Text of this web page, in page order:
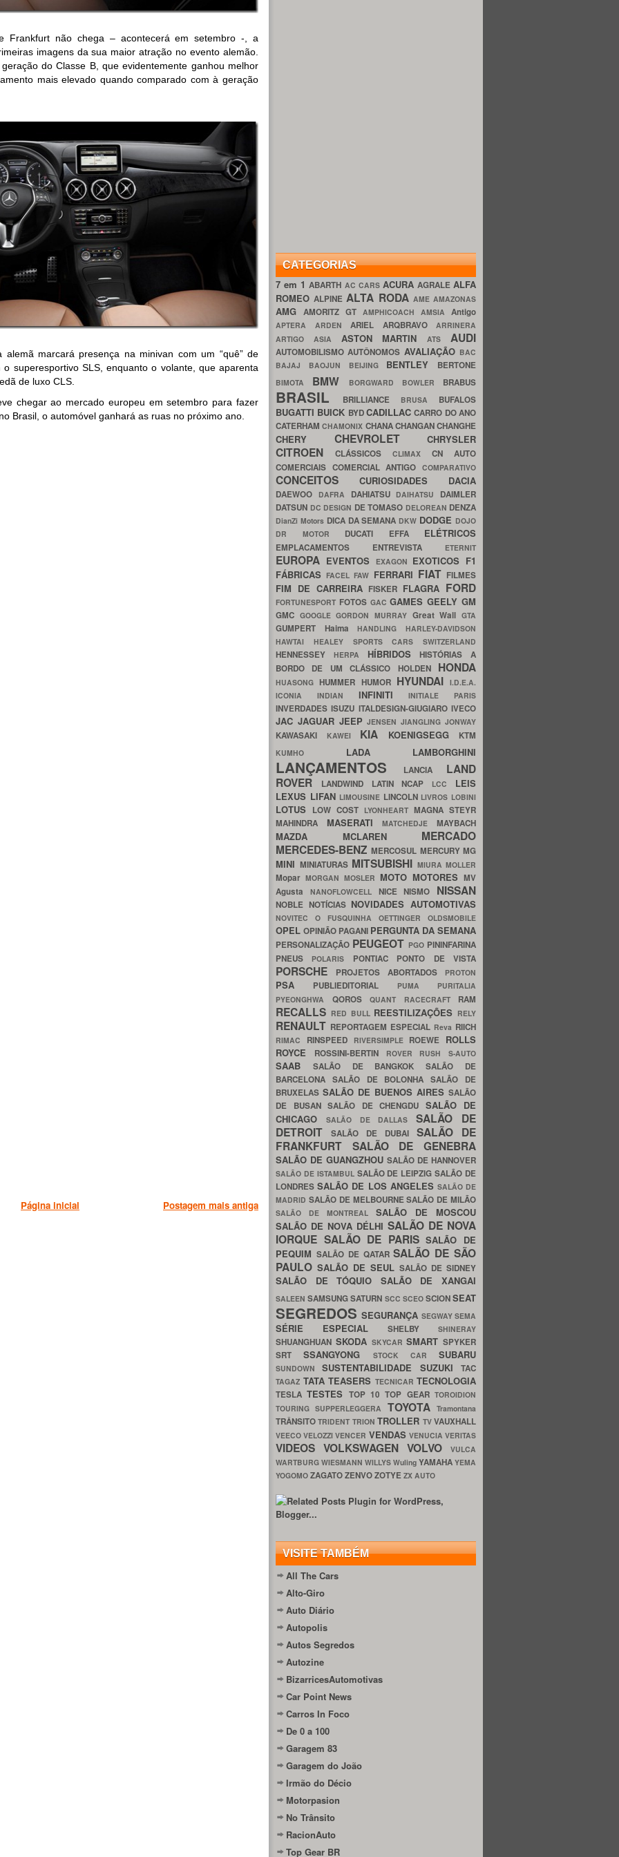
Frankfurt não chega – acontecerá em setembro -, a
imagens da sua maior atração no evento alemão.
do Classe B, que evidentemente ganhou melhor
mais elevado quando comparado com à geração
marcará presença na minivan com um “quê” de
superesportivo SLS, enquanto o volante, que aparenta
de luxo CLS.
chegar ao mercado europeu em setembro para fazer
Brasil, o automóvel ganhará as ruas no próximo ano.
Postagem mais antiga
Página inicial
CATEGORIAS
7 em 1ABARTH AC CARS ACURA AGRALE ALFA
ROMEOALPINEALTA RODA AME AMAZONAS
AMG AMORITZ GT AMPHICOACH AMSIA Antigo
APTERA ARDEN ARIEL ARQBRAVO ARRINERA
ARTIGO ASIA ASTON MARTINATS AUDI
AUTOMOBILISMOAUTÔNOMOS AVALIAÇÃO BAC
BAJAJ BAOJUN BEIJING BENTLEY BERTONE
BIMOTA BMW BORGWARD BOWLER BRABUS
BRASIL BRILLIANCE BRUSA BUFALOS
BUGATTI BUICK BYDCADILLACCARRO DO ANO
CATERHAMCHAMONIX CHANACHANGANCHANGHE
CHERY CHEVROLET CHRYSLER
CITROEN CLÁSSICOS CLIMAX CN AUTO
COMERCIAIS COMERCIAL ANTIGOCOMPARATIVO
CONCEITOS CURIOSIDADES DACIA
DAEWOO DAFRA DAHIATSU DAIHATSU DAIMLER
DATSUN DC DESIGN DE TOMASO DELOREAN DENZA
DianZi Motors DICA DA SEMANA DKW DODGE DOJO
DR MOTOR DUCATI EFFA ELÉTRICOS
EMPLACAMENTOS ENTREVISTA ETERNIT
EUROPA EVENTOS EXAGON EXOTICOS F1
FÁBRICASFACELFAW FERRARI FIAT FILMES
FIM DE CARREIRA FISKER FLAGRA FORD
FORTUNESPORT FOTOS GACGAMESGEELYGM
GMC GOOGLEGORDON MURRAY Great WallGTA
GUMPERT HaimaHANDLINGHARLEY-DAVIDSON
HAWTAI HEALEY SPORTS CARS SWITZERLAND
HENNESSEY HERPA HÍBRIDOSHISTÓRIAS A
BORDO DE UM CLÁSSICO HOLDEN HONDA
HUASONGHUMMER HUMOR HYUNDAI I.D.E.A.
ICONIA INDIAN INFINITIINITIALE PARIS
INVERDADESISUZU ITALDESIGN-GIUGIAROIVECO
JAC JAGUAR JEEPJENSENJIANGLINGJONWAY
KAWASAKI KAWEI KIA KOENIGSEGG KTM
KUMHO LADA LAMBORGHINI
LANÇAMENTOS LANCIA LAND
ROVER
LANDWIND LATIN NCAP LCC LEIS
LEXUS LIFAN LIMOUSINE LINCOLN LIVROS LOBINI
LOTUS LOW COST LYONHEART MAGNA STEYR
MAHINDRA MASERATIMATCHEDJEMAYBACH
MAZDA MCLAREN MERCADO
MERCEDES-BENZMERCOSUL MERCURYMG
MINI MINIATURAS MITSUBISHI MIURA MOLLER
Mopar MORGAN MOSLER MOTO MOTORES MV
Agusta NANOFLOWCELL NICENISMO NISSAN
NOBLE NOTÍCIAS NOVIDADES AUTOMOTIVAS
NOVITEC O FUSQUINHA OETTINGER OLDSMOBILE
OPEL OPINIÃO PAGANI PERGUNTA DA SEMANA
PERSONALIZAÇÃO PEUGEOT PGO PININFARINA
PNEUS
POLARIS PONTIAC PONTO DE VISTA
PORSCHE PROJETOS ABORTADOS PROTON
PSA PUBLIEDITORIAL PUMA PURITALIA
PYEONGHWA QOROS QUANT RACECRAFT RAM
RECALLS RED BULL REESTILIZAÇÕES RELY
RENAULT REPORTAGEM ESPECIAL Reva RIICH
RIMAC RINSPEED RIVERSIMPLE ROEWE ROLLS
ROYCE
ROSSINI-BERTIN ROVER RUSH S-AUTO
SAAB SALÃO DE BANGKOKSALÃO DE
BARCELONA SALÃO DE BOLONHASALÃO DE
BRUXELAS SALÃO DE BUENOS AIRES SALÃO
DE BUSAN SALÃO DE CHENGDU SALÃO DE
CHICAGO
SALÃO DE DALLASSALÃO DE
DETROIT
SALÃO DE DUBAI SALÃO DE
FRANKFURT SALÃO DE GENEBRA
SALÃO DE GUANGZHOU SALÃO DE HANNOVER
SALÃO DE ISTAMBUL SALÃO DE LEIPZIGSALÃO DE
LONDRESSALÃO DE LOS ANGELES SALÃO DE
MADRID SALÃO DE MELBOURNESALÃO DE MILÃO
SALÃO DE MONTREAL SALÃO DE MOSCOU
SALÃO DE NOVA DÉLHI SALÃO DE NOVA
IORQUE SALÃO DE PARISSALÃO DE
PEQUIM SALÃO DE QATARSALÃO DE SÃO
PAULO SALÃO DE SEUL SALÃO DE SIDNEY
SALÃO DE TÓQUIO SALÃO DE XANGAI
SALEENSAMSUNGSATURN SCC SCEO SCIONSEAT
SEGREDOSSEGURANÇA SEGWAYSEMA
SÉRIE ESPECIAL SHELBY SHINERAY
SHUANGHUAN SKODA SKYCARSMART SPYKER
SRTSSANGYONG STOCK CAR SUBARU
SUNDOWNSUSTENTABILIDADE SUZUKITAC
TAGAZ TATA TEASERS TECNICAR TECNOLOGIA
TESLATESTES TOP 10TOP GEARTOROIDION
TOURING SUPPERLEGGERA TOYOTATramontana
TRÂNSITOTRIDENT TRIONTROLLER TVVAUXHALL
VEECOVELOZZIVENCER VENDAS VENUCIAVERITAS
VIDEOS VOLKSWAGEN VOLVO
VULCA
WARTBURG WIESMANN WILLYS Wuling YAMAHA YEMA
YOGOMO ZAGATOZENVOZOTYE ZX AUTO
VISITE TAMBÉM
All The Cars
Alto-Giro
Auto Diário
Autopolis
Autos Segredos
Autozine
BizarricesAutomotivas
Car Point News
Carros In Foco
De 0 a 100
Garagem 83
Garagem do João
Irmão do Décio
Motorpasion
No Trânsito
RacionAuto
Top Gear BR